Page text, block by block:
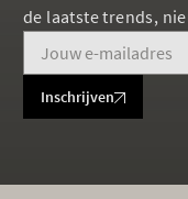
de laatste trends,
Inschrijven